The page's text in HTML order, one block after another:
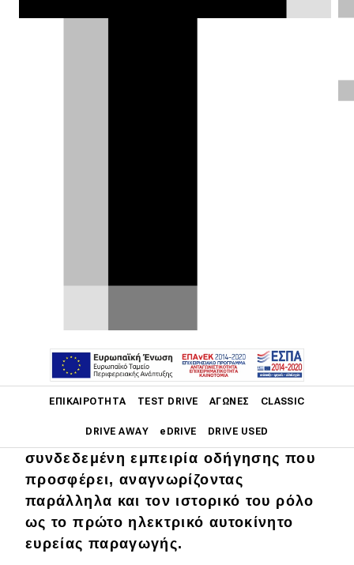
ΕΠΙΚΑΙΡΌΤΗΤΑ TEST DRIVE ΑΓΏΝΕΣ CLASSIC
DRIVE AWAY eDRIVE DRIVE USED
Main navigation
Επικαιρότητα
Νέα μοντέλα
Πρωτότυπα
(WWCOTY).
Το νέοNissan Leaf τιμήθηκε για τον
τις επιδόσεις και την απόλυτα
συνδεδεμένη εμπειρία οδήγησης που
προσφέρει, αναγνωρίζοντας
παράλληλα και τον ιστορικό του ρόλο
ως το πρώτο ηλεκτρικό αυτοκίνητο
ευρείας παραγωγής.